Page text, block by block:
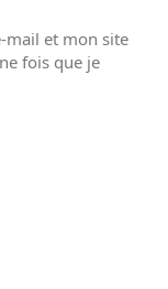
mail et mon site
fois que je